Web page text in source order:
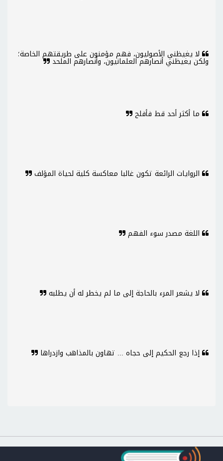
لا يغيظني الأصوليون، فهم مؤمنون على طريقتهم الخاصة؛
ولكن يغيظني أنصارهم العلمانيون، وأَنصارهم الملحد
ما أكثر أحد قط فأفلح
الروايات الرائعة تكون غالبا معاكسة كلية لحياة المؤلف
اللغة مصدر سوء الفهم
لا يشعر المرء بالحاجة إلى ما لم يخطر له أن يطلبه
إذا رجع الحكيم إلى حجاه ... تهاون بالمذاهب وازدراها